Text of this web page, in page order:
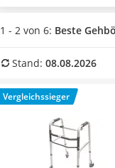
Nackenmassagegerät
Zeckenschutz Katze
Philips-Sonicare-
Mineralfutter Pferd
Massagegerät
meistens ohne
gängigen Tests im
Gehhilfe erfolgt.
Kilogramm wiegt.
besonders das Modell
seinen Eigenschaften.
1 - 2 von 6: Beste
Stand: 08.08.2026
Vergleichssieger